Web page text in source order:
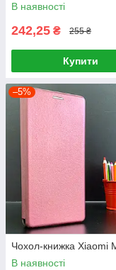
В наявності
242,25 ₴ 255 ₴
Купити
–5%
Чохол-книжка Xiaomi
В наявності